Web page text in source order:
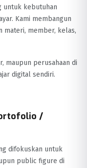
untuk kebutuhan
Kami membangun
materi, member, kelas,
maupun perusahaan di
digital sendiri.
/
difokuskan untuk
public figure di